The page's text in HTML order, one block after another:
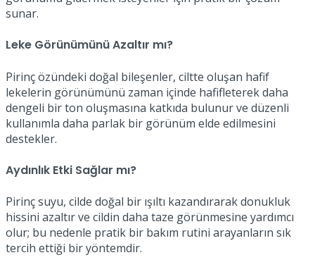
sunar.
Leke Görünümünü Azaltır mı?
Pirinç özündeki doğal bileşenler, ciltte oluşan hafif
lekelerin görünümünü zaman içinde hafifleterek daha
dengeli bir ton oluşmasına katkıda bulunur ve düzenli
kullanımla daha parlak bir görünüm elde edilmesini
destekler.
Aydınlık Etki Sağlar mı?
Pirinç suyu, cilde doğal bir ışıltı kazandırarak donukluk
hissini azaltır ve cildin daha taze görünmesine yardımcı
olur; bu nedenle pratik bir bakım rutini arayanların sık
tercih ettiği bir yöntemdir.